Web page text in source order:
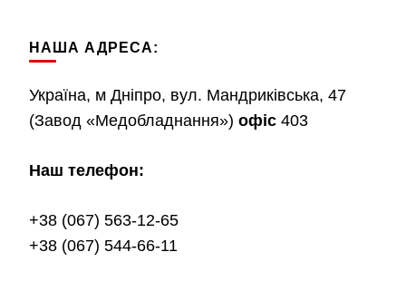
НАША АДРЕСА:
Україна, м Дніпро, вул. Мандриківська, 47
(Завод «Медобладнання») офіс 403
Наш телефон:
+38 (067) 563-12-65
+38 (067) 544-66-11